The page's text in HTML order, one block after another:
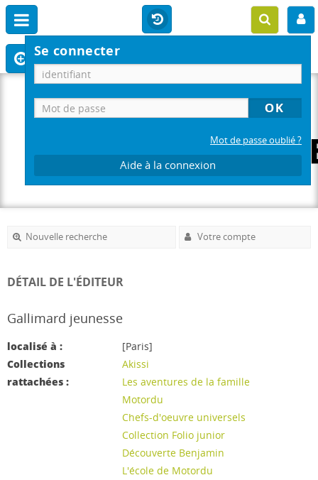
Se connecter
Mot de passe oublié ?
Aide à la connexion
Nouvelle recherche Votre compte
DÉTAIL DE L'ÉDITEUR
Gallimard jeunesse
localisé à :
[Paris]
Collections
rattachées :
Akissi
Les aventures de la famille
Motordu
Chefs-d'oeuvre universels
Collection Folio junior
Découverte Benjamin
L'école de Motordu